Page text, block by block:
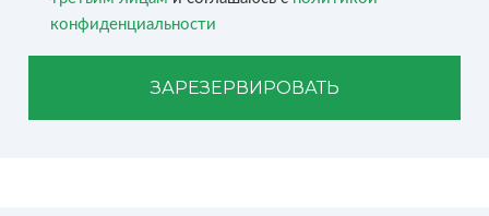
конфиденциальности
ЗАРЕЗЕРВИРОВАТЬ